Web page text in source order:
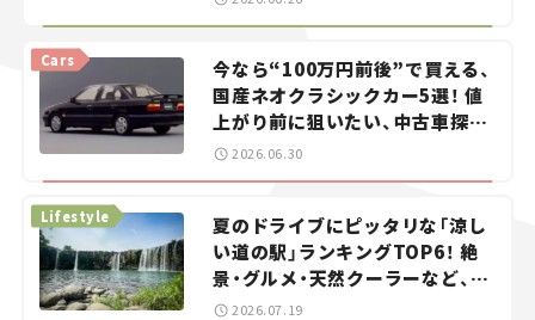
今なら“100万円前後”で買える、
国産ネオクラシックカー5選！ 値
上がり前に狙いたい、中古車探し
をお手伝い――ちょっとイケてるマ
Cars
2026.06.30
夏のドライブにピッタリな「涼し
い道の駅」ランキングTOP6！ 絶
景・グルメ・天然クーラーなど、避
暑におすすめのスポットを紹介
Lifestyle
2026.07.19